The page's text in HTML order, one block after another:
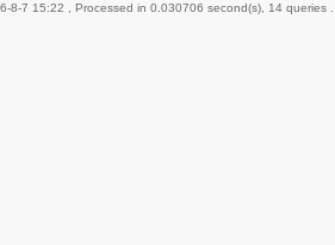
8-7 15:22 , Processed in 0.030706 second(s), 14 queries .